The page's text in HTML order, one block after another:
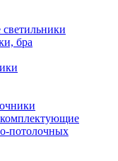
бра
потолочных